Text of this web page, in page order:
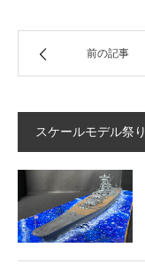
前の記事
スケールモデル祭
プ）